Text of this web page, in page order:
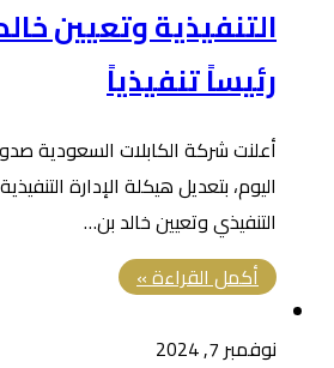
التنفيذية وتعيين
رئيساً تنفيذياً
أعلنت شركة الكابلات السعودية
اليوم، بتعديل هيكلة الإدارة
التنفيذي وتعيين خالد بن…
أكمل القراءة »
نوفمبر 7, 2024